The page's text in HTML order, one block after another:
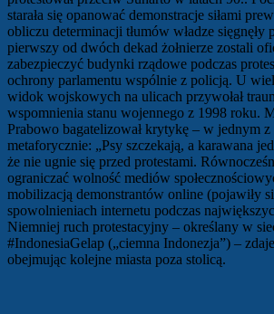
starała się opanować demonstracje siłami
obliczu determinacji tłumów władze sięgnęły
pierwszy od dwóch dekad żołnierze zostali
zabezpieczyć budynki rządowe podczas
ochrony parlamentu wspólnie z policją. U
widok wojskowych na ulicach przywołał
wspomnienia stanu wojennego z 1998 roku.
Prabowo bagatelizował krytykę – w jednym z
metaforycznie: „Psy szczekają, a karawana
że nie ugnie się przed protestami.
ograniczać wolność mediów
mobilizacją demonstrantów online (pojawiły
spowolnieniach internetu podczas
Niemniej ruch protestacyjny – określany w
#IndonesiaGelap („ciemna Indonezja”) –
obejmując kolejne miasta poza stolicą.